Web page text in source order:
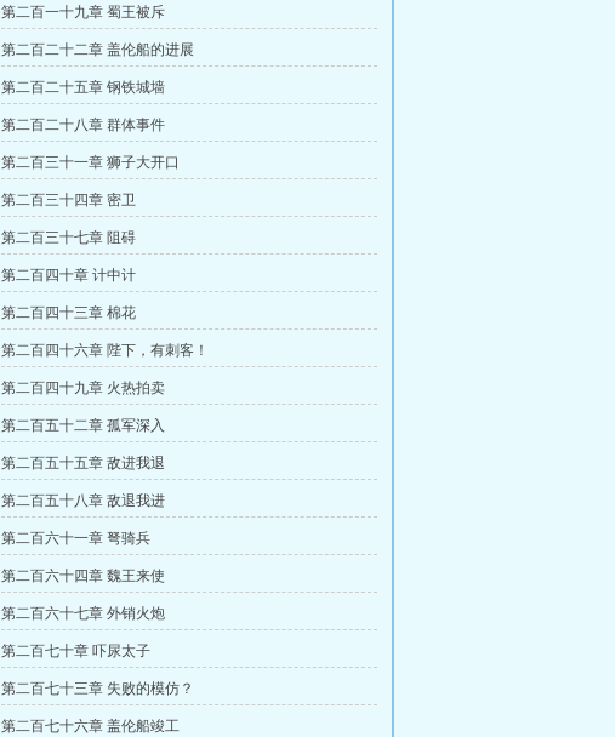
第二百一十九章 蜀王被斥
第二百二十二章 盖伦船的进展
第二百二十五章 钢铁城墙
第二百二十八章 群体事件
第二百三十一章 狮子大开口
第二百三十四章 密卫
第二百三十七章 阻碍
第二百四十章 计中计
第二百四十三章 棉花
第二百四十六章 陛下，有刺客！
第二百四十九章 火热拍卖
第二百五十二章 孤军深入
第二百五十五章 敌进我退
第二百五十八章 敌退我进
第二百六十一章 弩骑兵
第二百六十四章 魏王来使
第二百六十七章 外销火炮
第二百七十章 吓尿太子
第二百七十三章 失败的模仿？
第二百七十六章 盖伦船竣工